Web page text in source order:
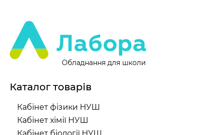
Обладнання для школи
Каталог товарів
Кабінет фізики НУШ
Кабінет хімії НУШ